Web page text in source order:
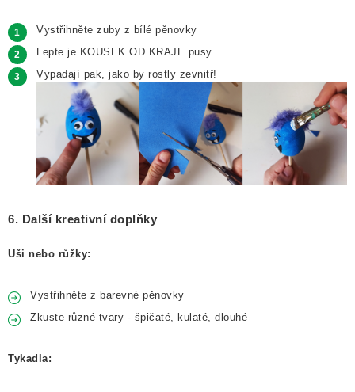
Vystřihněte zuby z bílé pěnovky
Lepte je KOUSEK OD KRAJE pusy
Vypadají pak, jako by rostly zevnitř!
6. Další kreativní doplňky
Uši nebo růžky:
Vystřihněte z barevné pěnovky
Zkuste různé tvary - špičaté, kulaté, dlouhé
Tykadla: